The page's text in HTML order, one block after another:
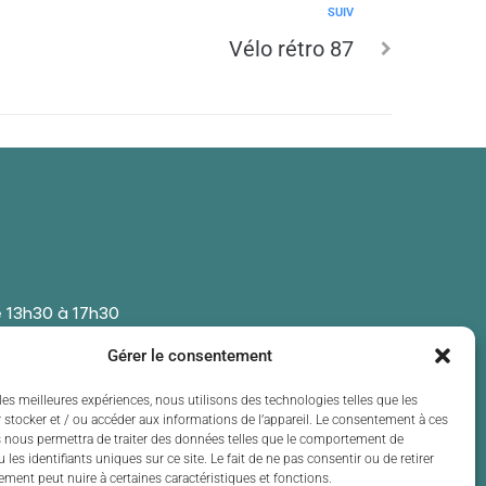
Gérer le consentement
meilleures expériences, nous utilisons des technologies telles que les
et / ou accéder aux informations de l’appareil. Le consentement à ces
permettra de traiter des données telles que le comportement de
les identifiants uniques sur ce site. Le fait de ne pas consentir ou de retirer
peut nuire à certaines caractéristiques et fonctions.
SUIV
Vélo rétro 87
à 17h30
à 17h30
13h30 à 17h30
à 17h30
de 13h30 à 17h30